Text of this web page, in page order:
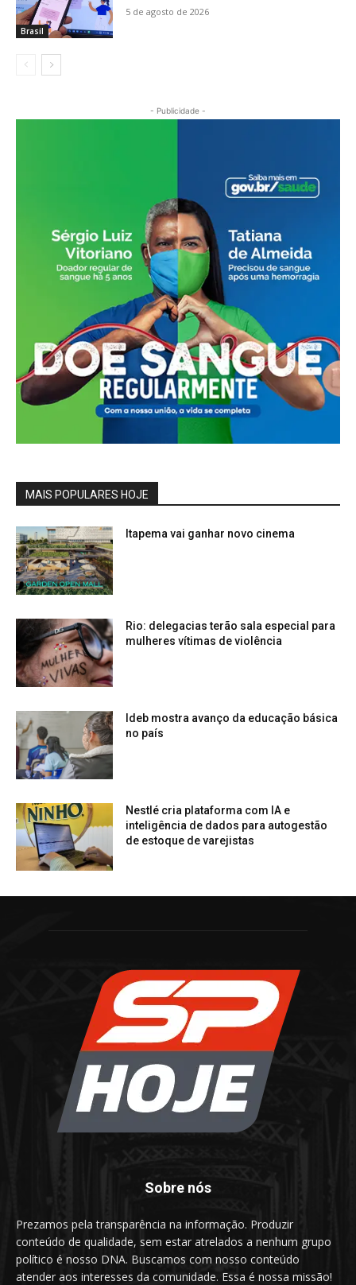
Brasil
5 de agosto de 2026
- Publicidade -
MAIS POPULARES HOJE
Itapema vai ganhar novo cinema
Rio: delegacias terão sala especial para
mulheres vítimas de violência
Ideb mostra avanço da educação básica
no país
Nestlé cria plataforma com IA e
inteligência de dados para autogestão
de estoque de varejistas
Sobre nós
Prezamos pela transparência na informação. Produzir
conteúdo de qualidade, sem estar atrelados a nenhum grupo
político é nosso DNA. Buscamos com nosso conteúdo
atender aos interesses da comunidade. Essa é nossa missão!